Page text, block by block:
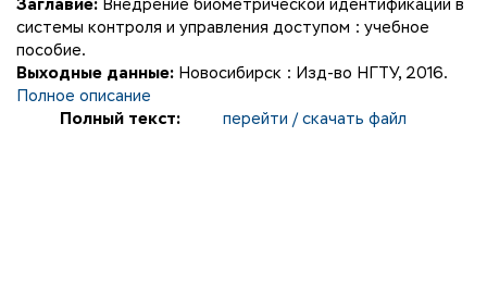
Заглавие: Внедрение биометрической идентификации в
системы контроля и управления доступом : учебное
пособие.
Выходные данные: Новосибирск : Изд-во НГТУ, 2016.
Полное описание
Полный текст:
перейти / скачать файл